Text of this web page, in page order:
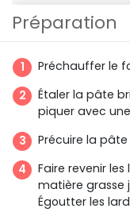
Préparation
Préchauffer le
Étaler la pâte
piquer avec
Précuire la
Faire revenir
matière grasse
Égoutter les